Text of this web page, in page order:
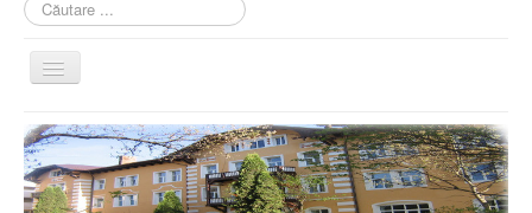
...
Comută
navigarea
PREZENTARE
PREZENTARE SPITAL
ISTORIE
ACREDITĂRI/CERTIFICĂRI